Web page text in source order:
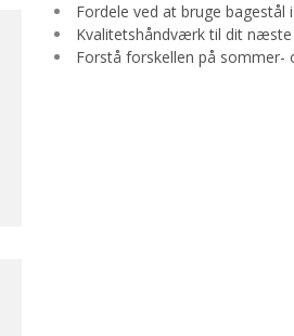
Fordele ved at bruge bagestål
Kvalitetshåndværk til dit
Forstå forskellen på